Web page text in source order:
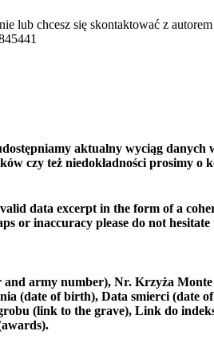
lub chcesz się skontaktować z
aktualny wyciąg danych
czy też niedokładności prosimy o
data excerpt in the form of a
or inaccuracy please do not hesitate
army number), Nr. Krzyża
(date of birth), Data smierci (date
(link to the grave), Link do